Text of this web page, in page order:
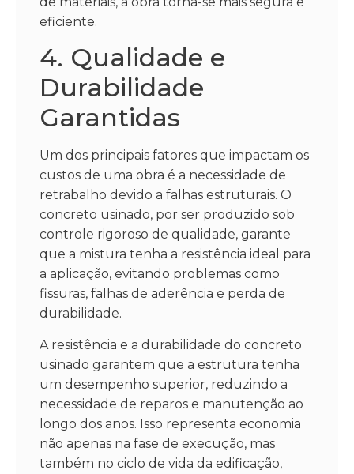
eficiente.
4. Qualidade e
Durabilidade
Garantidas
Um dos principais fatores que impactam os
custos de uma obra é a necessidade de
retrabalho devido a falhas estruturais. O
concreto usinado, por ser produzido sob
controle rigoroso de qualidade, garante
que a mistura tenha a resistência ideal para
a aplicação, evitando problemas como
fissuras, falhas de aderência e perda de
durabilidade.
A resistência e a durabilidade do concreto
usinado garantem que a estrutura tenha
um desempenho superior, reduzindo a
necessidade de reparos e manutenção ao
longo dos anos. Isso representa economia
não apenas na fase de execução, mas
também no ciclo de vida da edificação,